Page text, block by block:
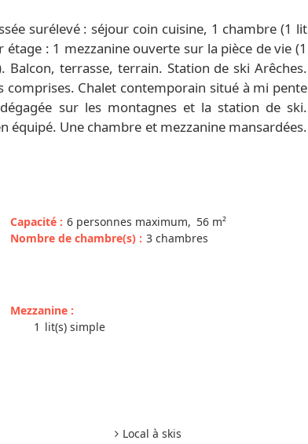
surélevé : séjour coin cuisine, 1 chambre (1 lit
: 1 mezzanine ouverte sur la pièce de vie (1
terrasse, terrain. Station de ski Arêches.
Chalet contemporain situé à mi pente
sur les montagnes et la station de ski.
équipé. Une chambre et mezzanine mansardées.
Capacité : 6 personnes maximum 56 m²
Nombre de chambre(s) : 3 chambres
Mezzanine :
1 lit(s) simple
Local à skis